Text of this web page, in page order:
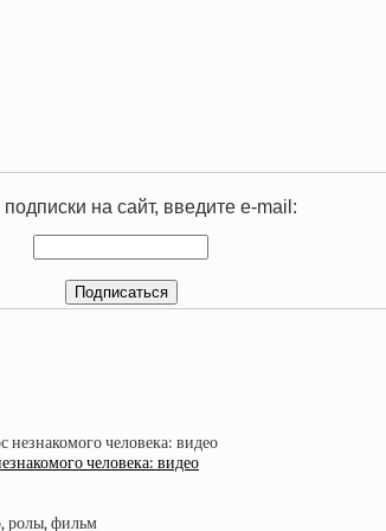
на сайт, введите e-mail:
человека: видео